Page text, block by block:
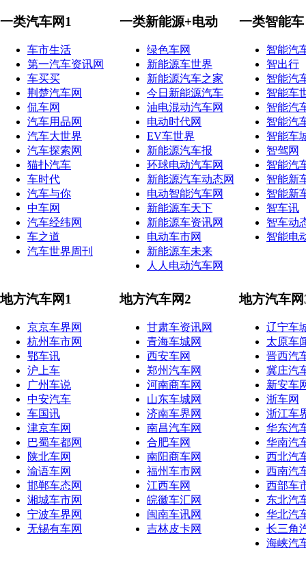
一类汽车网1
车市生活
第一汽车资讯网
车买买
荆楚汽车网
侃车网
汽车用品网
汽车大世界
汽车探索网
猫扑汽车
车时代
汽车与你
中车网
汽车经纬网
车之道
汽车世界周刊
一类新能源+电动
绿色车网
新能源车世界
新能源汽车之家
今日新能源汽车
油电混动汽车网
电动时代网
EV车世界
新能源汽车报
环球电动汽车网
新能源汽车动态网
电动智能汽车网
新能源车天下
新能源车资讯网
电动车市网
新能源车未来
人人电动汽车网
一类智能车
智能汽
智出行
智能汽
智能车
智能汽
智能汽
智能车
智驾网
智能汽
智能新
智能新
智车讯
智车动
智能电
地方汽车网1
京京车界网
杭州车市网
鄂车讯
沪上车
广州车说
中安汽车
车国讯
津京车网
巴蜀车都网
陕北车网
渝语车网
邯郸车态网
湘城车市网
宁波车界网
无锡有车网
地方汽车网2
甘肃车资讯网
青海车城网
西安车网
郑州汽车网
河南商车网
山东车城网
济南车界网
南昌汽车网
合肥车网
南阳商车网
福州车市网
江西车网
皖徽车汇网
闽南车讯网
吉林皮卡网
地方汽车网
辽宁车
太原车
晋西汽
冀庄汽
新安车
浙车网
浙江车
华东汽
华南汽
西北汽
西南汽
西部车
东北汽
华北汽
长三角
海峡汽